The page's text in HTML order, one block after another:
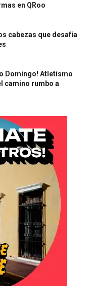
en QRoo
cabezas que desafía
Domingo! Atletismo
camino rumbo a